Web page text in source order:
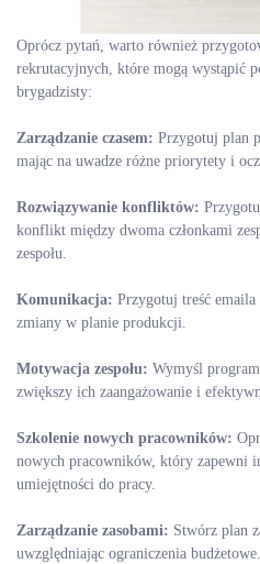
Oprócz pytań, warto również
rekrutacyjnych, które mogą wystąpić
brygadzisty:
Zarządzanie czasem: Przygotuj plan
mając na uwadze różne priorytety i
Rozwiązywanie konfliktów:
konflikt między dwoma członkami
zespołu.
Komunikacja: Przygotuj treść emaila
zmiany w planie produkcji.
Motywacja zespołu: Wymyśl
zwiększy ich zaangażowanie i
Szkolenie nowych pracowników:
nowych pracowników, który zapewni
umiejętności do pracy.
Zarządzanie zasobami: Stwórz plan
uwzględniając ograniczenia budżetowe.